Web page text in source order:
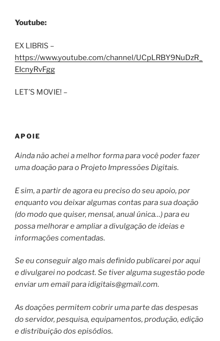
Youtube:
EX LIBRIS –
https://www.youtube.com/channel/UCpLRBY9NuDzR_
EIcnyRvFgg
LET’S MOVIE! –
APOIE
Ainda não achei a melhor forma para você poder fazer
uma doação para o Projeto Impressões Digitais.
E sim, a partir de agora eu preciso do seu apoio, por
enquanto vou deixar algumas contas para sua doação
(do modo que quiser, mensal, anual única…) para eu
possa melhorar e ampliar a divulgação de ideias e
informações comentadas.
Se eu conseguir algo mais definido publicarei por aqui
e divulgarei no podcast. Se tiver alguma sugestão pode
enviar um email paraidigitais@gmail.com.
As doações permitem cobrir uma parte das despesas
do servidor, pesquisa, equipamentos, produção, edição
e distribuição dos episódios.